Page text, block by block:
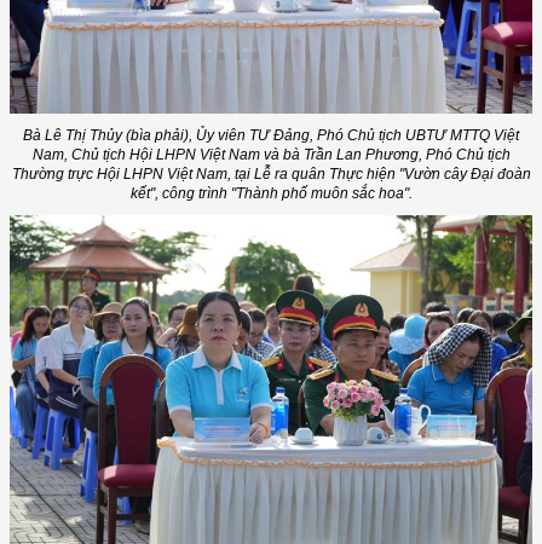
Bà Lê Thị Thủy (bìa phải), Ủy viên TƯ Đảng, Phó Chủ tịch UBTƯ MTTQ Việt
Nam, Chủ tịch Hội LHPN Việt Nam và bà Trần Lan Phương, Phó Chủ tịch
Thường trực Hội LHPN Việt Nam, tại Lễ ra quân Thực hiện "Vườn cây Đại đoàn
kết", công trình "Thành phố muôn sắc hoa".